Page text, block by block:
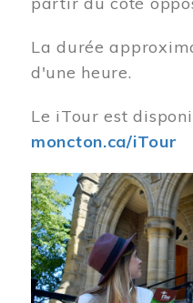
La durée
d'une heure.
Le iTour est
moncton.ca/iTour